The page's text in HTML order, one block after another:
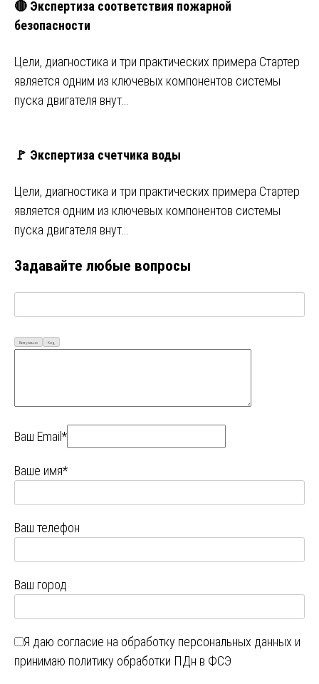
🔴 Экспертиза соответствия пожарной
безопасности
Цели, диагностика и три практических примера Стартер
является одним из ключевых компонентов системы
пуска двигателя внут…
🚩 Экспертиза счетчика воды
Цели, диагностика и три практических примера Стартер
является одним из ключевых компонентов системы
пуска двигателя внут…
Задавайте любые вопросы
Визуально Код
Ваш Email*
Ваше имя*
Ваш телефон
Ваш город
Я даю согласие на обработку персональных данных и
принимаю политику обработки ПДн в ФСЭ